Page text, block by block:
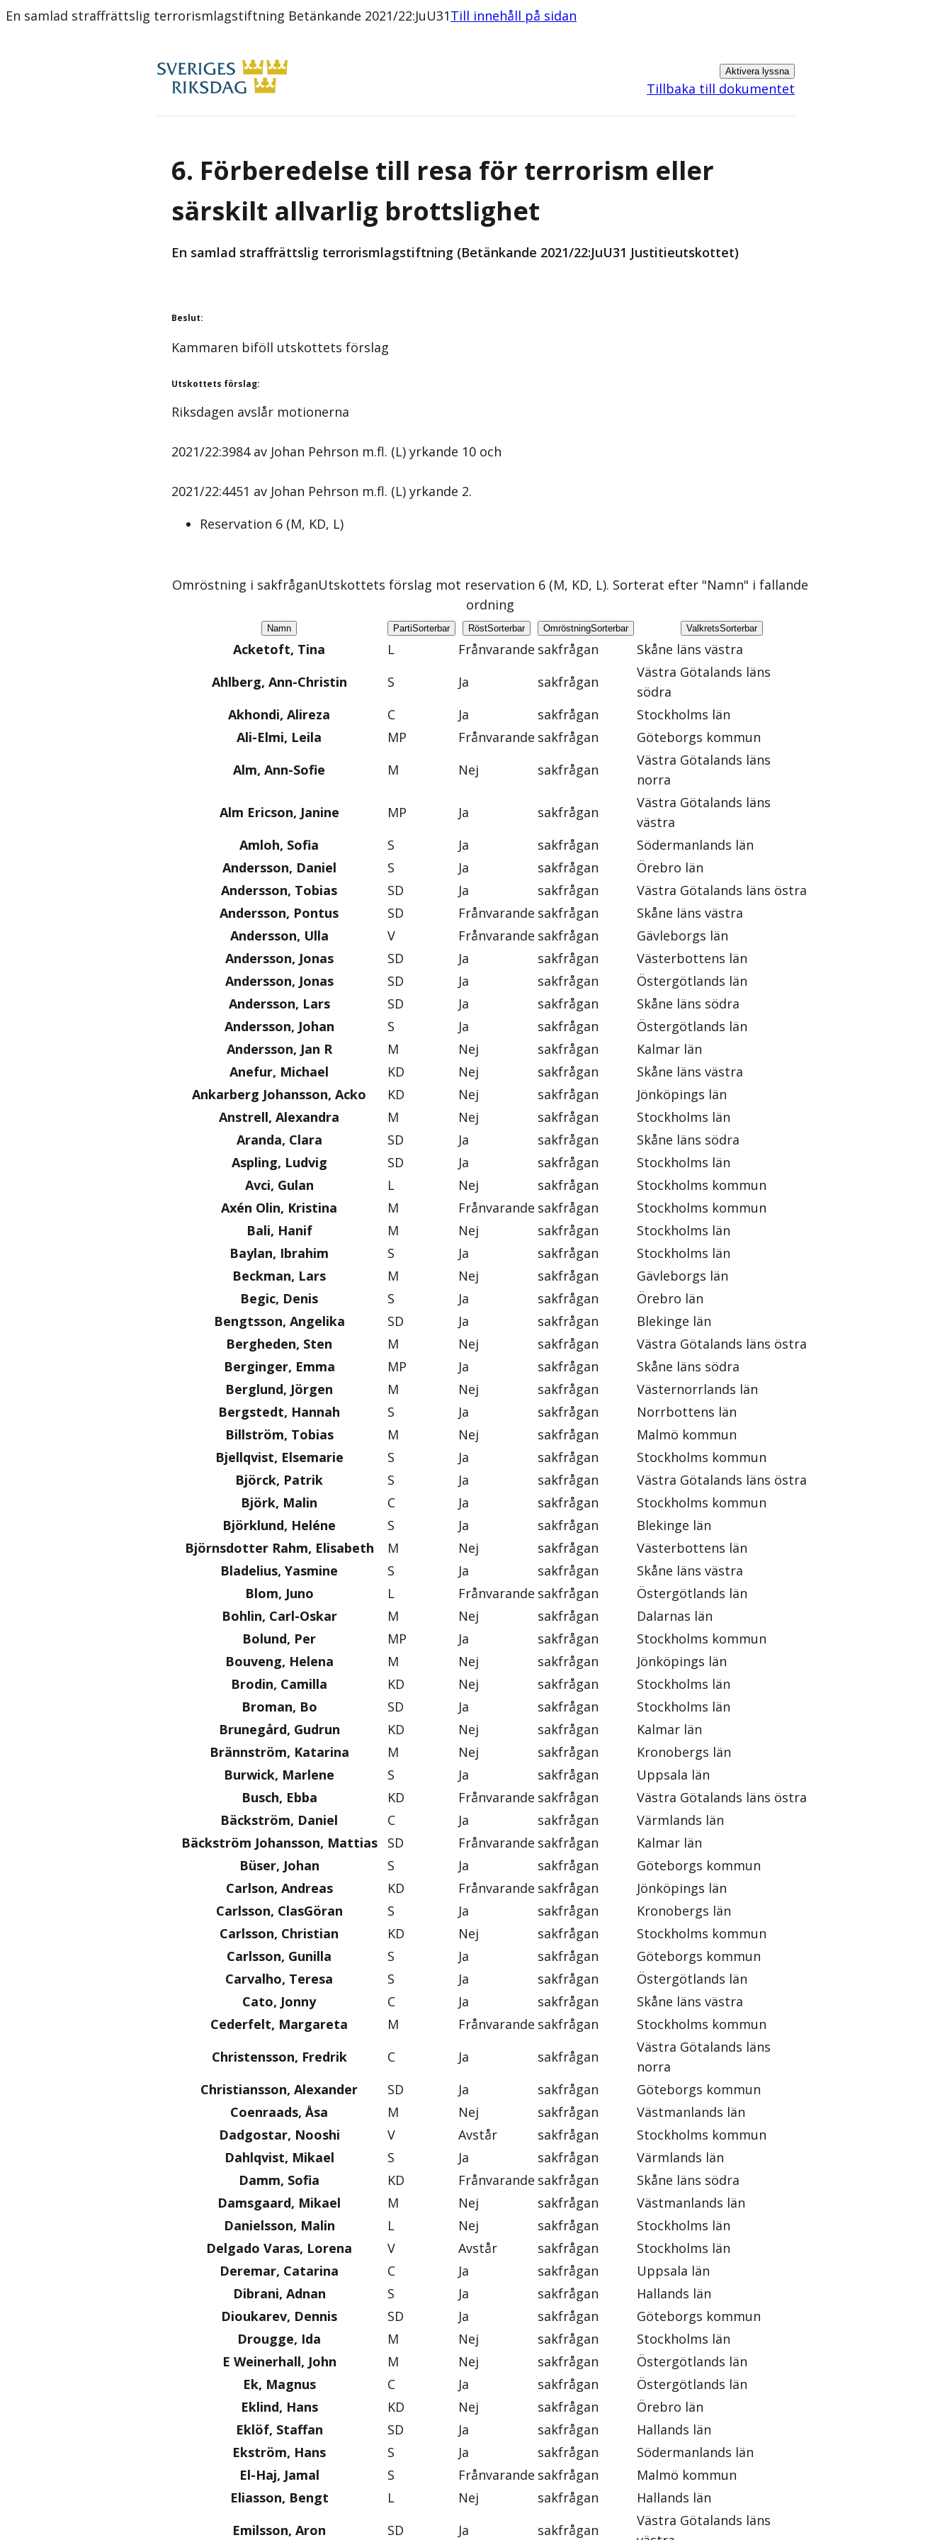
En samlad straffrättslig terrorismlagstiftning Betänkande 2021/22:JuU31Till innehåll på sidan
Aktivera lyssna
Tillbaka till dokumentet
6. Förberedelse till resa för terrorism eller
särskilt allvarlig brottslighet
En samlad straffrättslig terrorismlagstiftning (Betänkande 2021/22:JuU31 Justitieutskottet)
Beslut:
Kammaren biföll utskottets förslag
Utskottets förslag:
Riksdagen avslår motionerna
2021/22:3984 av Johan Pehrson m.fl. (L) yrkande 10 och
2021/22:4451 av Johan Pehrson m.fl. (L) yrkande 2.
Reservation 6 (M, KD, L)
Omröstning i sakfråganUtskottets förslag mot reservation 6 (M, KD, L). Sorterat efter "Namn" i fallande
ordning
Namn PartiSorterbar RöstSorterbar OmröstningSorterbar ValkretsSorterbar
Acketoft, Tina L Frånvarande sakfrågan
Skåne läns västra
Ahlberg, Ann-Christin
S Ja sakfrågan
Västra Götalands läns
södra
Akhondi, Alireza
C Ja sakfrågan
Stockholms län
Ali-Elmi, Leila
MP Frånvarande sakfrågan
Göteborgs kommun
Alm, Ann-Sofie
M Nej sakfrågan
Västra Götalands läns
norra
Alm Ericson, Janine
MP Ja sakfrågan
Västra Götalands läns
västra
Amloh, Sofia
S Ja sakfrågan
Södermanlands län
Andersson, Daniel
S Ja sakfrågan
Örebro län
Andersson, Tobias
SD Ja sakfrågan
Västra Götalands läns östra
Andersson, Pontus
SD Frånvarande sakfrågan
Skåne läns västra
Andersson, Ulla
V Frånvarande sakfrågan
Gävleborgs län
Andersson, Jonas
SD Ja sakfrågan
Västerbottens län
Andersson, Jonas
SD Ja sakfrågan
Östergötlands län
Andersson, Lars
SD Ja sakfrågan
Skåne läns södra
Andersson, Johan
S Ja sakfrågan
Östergötlands län
Andersson, Jan R
M Nej sakfrågan
Kalmar län
Anefur, Michael
KD Nej sakfrågan
Skåne läns västra
Ankarberg Johansson, Acko
KD Nej sakfrågan
Jönköpings län
Anstrell, Alexandra
M Nej sakfrågan
Stockholms län
Aranda, Clara
SD Ja sakfrågan
Skåne läns södra
Aspling, Ludvig
SD Ja sakfrågan
Stockholms län
Avci, Gulan
L Nej sakfrågan
Stockholms kommun
Axén Olin, Kristina
M Frånvarande sakfrågan
Stockholms kommun
Bali, Hanif
M Nej sakfrågan
Stockholms län
Baylan, Ibrahim
S Ja sakfrågan
Stockholms län
Beckman, Lars
M Nej sakfrågan
Gävleborgs län
Begic, Denis
S Ja sakfrågan
Örebro län
Bengtsson, Angelika
SD Ja sakfrågan
Blekinge län
Bergheden, Sten
M Nej sakfrågan
Västra Götalands läns östra
Berginger, Emma
MP Ja sakfrågan
Skåne läns södra
Berglund, Jörgen
M Nej sakfrågan
Västernorrlands län
Bergstedt, Hannah
S Ja sakfrågan
Norrbottens län
Billström, Tobias
M Nej sakfrågan
Malmö kommun
Bjellqvist, Elsemarie
S Ja sakfrågan
Stockholms kommun
Björck, Patrik
S Ja sakfrågan
Västra Götalands läns östra
Björk, Malin
C Ja sakfrågan
Stockholms kommun
Björklund, Heléne
S Ja sakfrågan
Blekinge län
Björnsdotter Rahm, Elisabeth
M Nej sakfrågan
Västerbottens län
Bladelius, Yasmine
S Ja sakfrågan
Skåne läns västra
Blom, Juno
L Frånvarande sakfrågan
Östergötlands län
Bohlin, Carl-Oskar
M Nej sakfrågan
Dalarnas län
Bolund, Per
MP Ja sakfrågan
Stockholms kommun
Bouveng, Helena
M Nej sakfrågan
Jönköpings län
Brodin, Camilla
KD Nej sakfrågan
Stockholms län
Broman, Bo
SD Ja sakfrågan
Stockholms län
Brunegård, Gudrun
KD Nej sakfrågan
Kalmar län
Brännström, Katarina
M Nej sakfrågan
Kronobergs län
Burwick, Marlene
S Ja sakfrågan
Uppsala län
Busch, Ebba
KD Frånvarande sakfrågan
Västra Götalands läns östra
Bäckström, Daniel
C Ja sakfrågan
Värmlands län
Bäckström Johansson, Mattias
SD Frånvarande sakfrågan
Kalmar län
Büser, Johan
S Ja sakfrågan
Göteborgs kommun
Carlson, Andreas
KD Frånvarande sakfrågan
Jönköpings län
Carlsson, ClasGöran
S Ja sakfrågan
Kronobergs län
Carlsson, Christian
KD Nej sakfrågan
Stockholms kommun
Carlsson, Gunilla
S Ja sakfrågan
Göteborgs kommun
Carvalho, Teresa
S Ja sakfrågan
Östergötlands län
Cato, Jonny
C Ja sakfrågan
Skåne läns västra
Cederfelt, Margareta
M Frånvarande sakfrågan
Stockholms kommun
Christensson, Fredrik
C Ja sakfrågan
Västra Götalands läns
norra
Christiansson, Alexander
SD Ja sakfrågan
Göteborgs kommun
Coenraads, Åsa
M Nej sakfrågan
Västmanlands län
Dadgostar, Nooshi
V Avstår sakfrågan
Stockholms kommun
Dahlqvist, Mikael
S Ja sakfrågan
Värmlands län
Damm, Sofia
KD Frånvarande sakfrågan
Skåne läns södra
Damsgaard, Mikael
M Nej sakfrågan
Västmanlands län
Danielsson, Malin
L Nej sakfrågan
Stockholms län
Delgado Varas, Lorena
V Avstår sakfrågan
Stockholms län
Deremar, Catarina
C Ja sakfrågan
Uppsala län
Dibrani, Adnan
S Ja sakfrågan
Hallands län
Dioukarev, Dennis
SD Ja sakfrågan
Göteborgs kommun
Drougge, Ida
M Nej sakfrågan
Stockholms län
E Weinerhall, John
M Nej sakfrågan
Östergötlands län
Ek, Magnus
C Ja sakfrågan
Östergötlands län
Eklind, Hans
KD Nej sakfrågan
Örebro län
Eklöf, Staffan
SD Ja sakfrågan
Hallands län
Ekström, Hans
S Ja sakfrågan
Södermanlands län
El-Haj, Jamal
S Frånvarande sakfrågan
Malmö kommun
Eliasson, Bengt
L Nej sakfrågan
Hallands län
Emilsson, Aron
SD Ja sakfrågan
Västra Götalands läns